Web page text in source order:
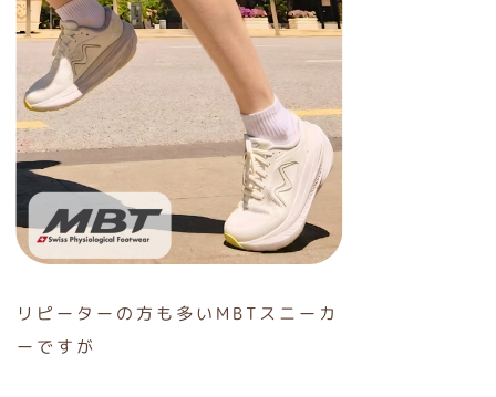
リピーターの方も多いMBTスニーカ
ーですが